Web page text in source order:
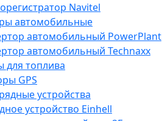
Navitel
автомобильные
автомобильный PowerPlant
автомобильный Technaxx
для топлива
GPS
устройства
устройство Einhell